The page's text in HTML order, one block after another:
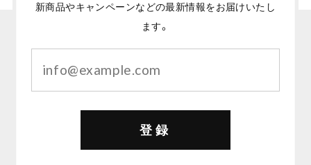
新商品やキャンペーンなどの最新情報をお届けいたし
ます。
登録